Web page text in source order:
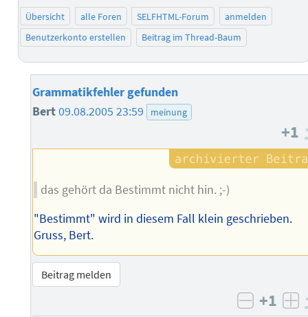
Übersicht alle Foren SELFHTML-Forum
anmelden
Benutzerkonto erstellen
Beitrag im Thread-Baum
Grammatikfehler gefunden
Bert09.08.2005 23:59 meinung
+1
das gehört da Bestimmt nicht hin. ;-)
"Bestimmt" wird in diesem Fall klein geschrieben.
Gruss, Bert.
Beitrag melden
negativ
+1